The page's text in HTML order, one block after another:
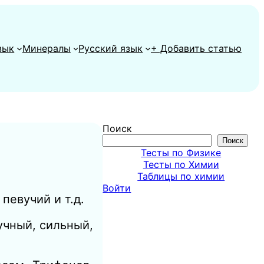
Минералы Русский язык + Добавить статью
и т.д.
сильный,
Поиск
Поиск
Тесты по Физике
Тесты по Химии
Таблицы по химии
Войти